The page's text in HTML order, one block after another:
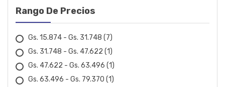
Rango De Precios
Gs. 15.874 - Gs. 31.748 (7)
Gs. 31.748 - Gs. 47.622 (1)
Gs. 47.622 - Gs. 63.496 (1)
Gs. 63.496 - Gs. 79.370 (1)